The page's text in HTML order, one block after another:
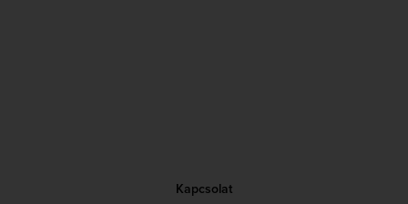
Kapcsolat